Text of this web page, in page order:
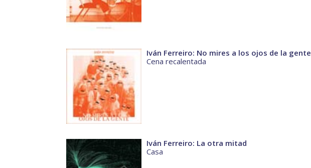
Iván Ferreiro: No mires a los ojos de la gente
Cena recalentada
Iván Ferreiro: La otra mitad
Casa